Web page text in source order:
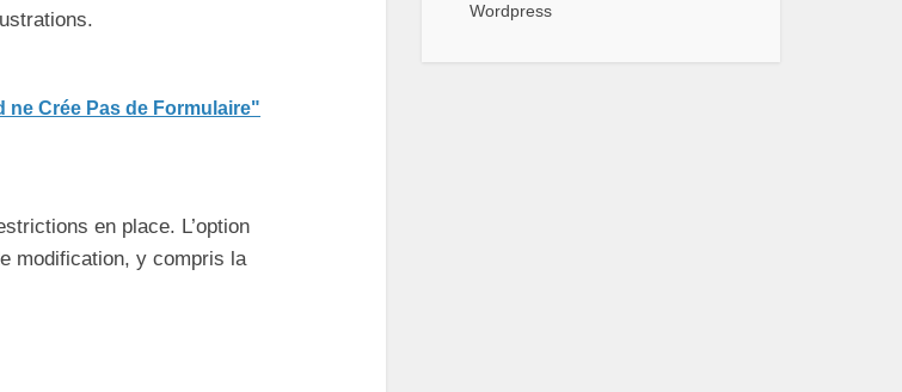
ne Crée Pas de Formulaire"
en place. L’option
modification, y compris la
Wordpress